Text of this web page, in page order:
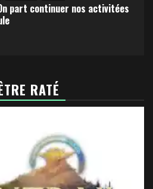
part continuer nos activitées
RATÉ